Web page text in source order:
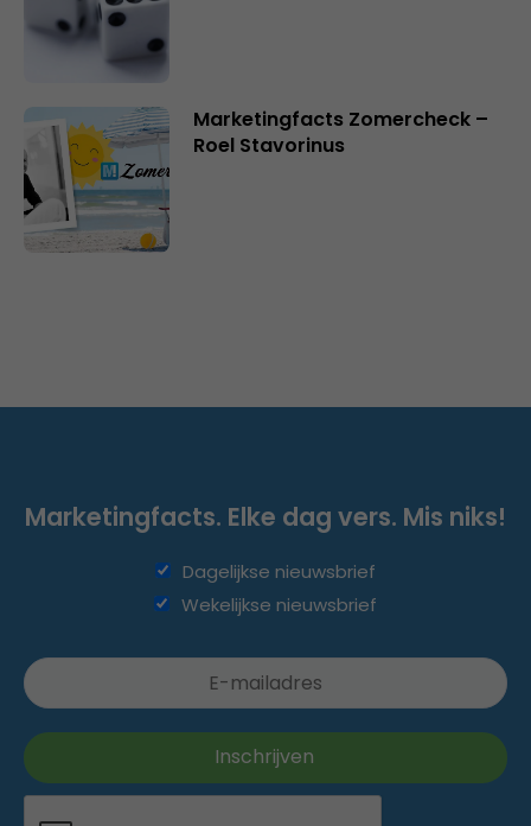
Marketingfacts Zomercheck –
Roel Stavorinus
Marketingfacts. Elke dag vers. Mis niks!
Dagelijkse nieuwsbrief
Wekelijkse nieuwsbrief